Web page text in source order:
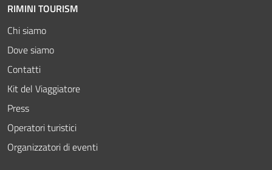
RIMINI TOURISM
Chi siamo
Dove siamo
Contatti
Kit del Viaggiatore
Press
Operatori turistici
Organizzatori di eventi